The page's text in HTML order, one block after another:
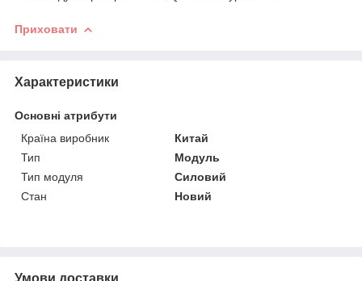
Приховати
Характеристики
Основні атрибути
Країна виробник
Китай
Тип
Модуль
Тип модуля
Силовий
Стан
Новий
Умови доставки